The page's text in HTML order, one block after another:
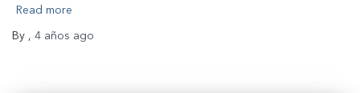
Read more
By , 4 años ago